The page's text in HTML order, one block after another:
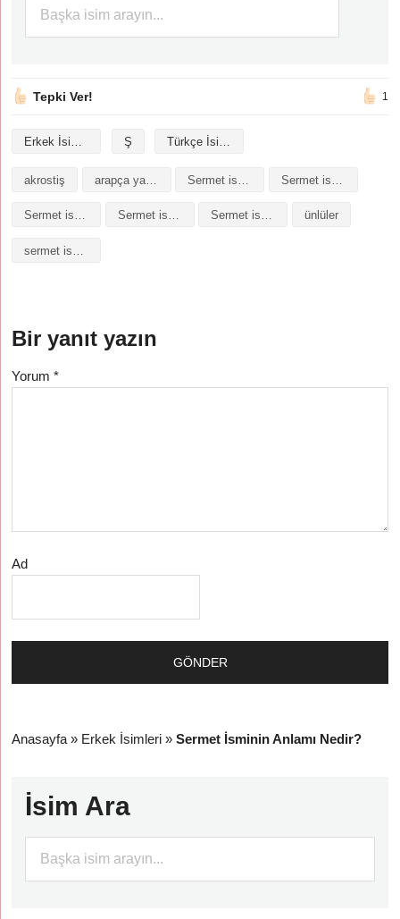
Tepki Ver! 1
Erkek İsimleri Ş Türkçe İsimler
akrostiş arapça yazılışı
Sermet isminin baş harfleriyle şiir Sermet isminin kökeni Sermet isminin numerolojisi ünlüler
Bir yanıt yazın
Yorum*
Ad
Anasayfa » Erkek İsimleri »Sermet İsminin Anlamı Nedir?
İsim Ara